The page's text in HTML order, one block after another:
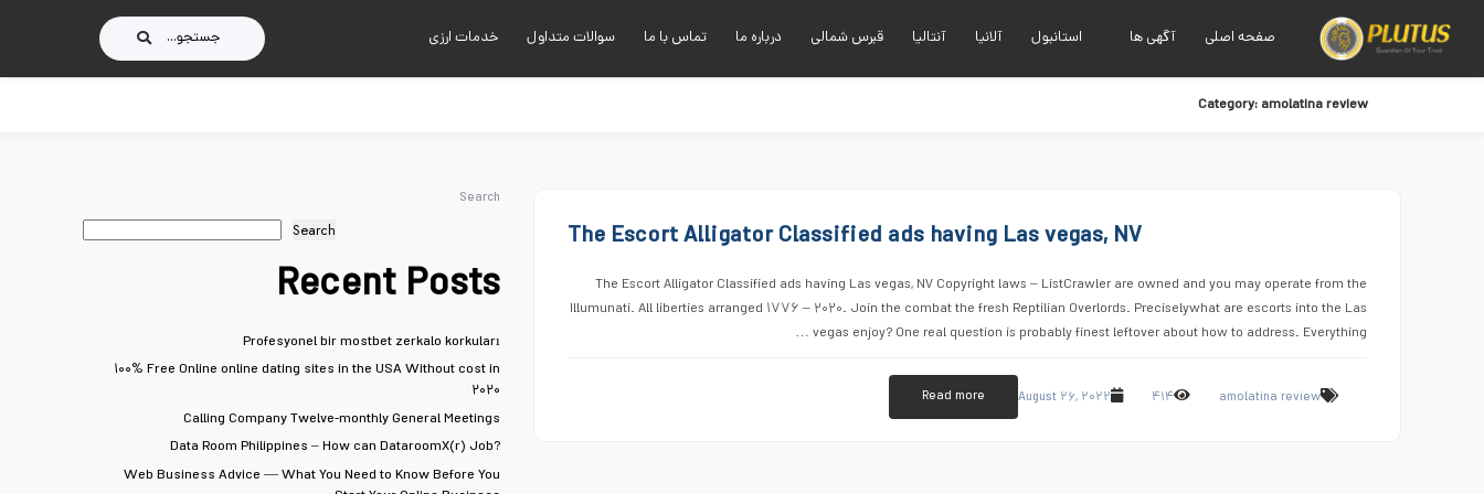
جستجو... صفحه اصلی آگهی ها استانبول آلانیا آنتالیا قبرس شمالی درباره ما تماس با ما سوالات متداول خدمات ارزی
Category: amolatina review
The Escort Alligator Classified ads having Las vegas, NV
The Escort Alligator Classified ads having Las vegas, NV Copyright laws – ListCrawler are owned and you may operate from the
Illumunati. All liberties arranged ۱۷۷۶ – ۲۰۲۰. Join the combat the fresh Reptilian Overlords. Preciselywhat are escorts into the Las
vegas enjoy? One real question is probably finest leftover about how to address. Everything …
August ۲۶, ۲۰۲۲ ۴۱۴ amolatina review
Read more
Search
Search
Recent Posts
Profesyonel bir mostbet zerkalo korkuları
۱۰۰% Free Online online dating sites in the USA Without cost in
۲۰۲۰
Calling Company Twelve-monthly General Meetings
Data Room Philippines – How can DataroomX(r) Job?
Web Business Advice — What You Need to Know Before You